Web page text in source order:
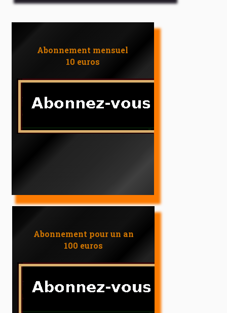
Abonnement mensuel
10 euros
Abonnement pour un an
100 euros